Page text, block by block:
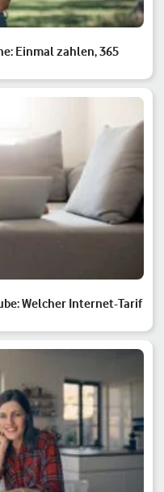
Einmal zahlen, 365
Welcher Internet-Tarif